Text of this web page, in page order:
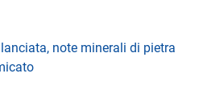
note minerali di pietra